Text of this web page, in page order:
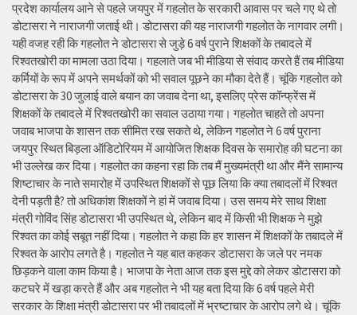
प्रदेश कार्यालय आने से पहले जयपुर में गहलोत के सरकारी आवास पर चले गए थे तो
डोटासरा ने नाराजगी जताई थी। डोटासरा की यह नाराजगी गहलोत के नागवार लगी।
यही वजह रही कि गहलोत ने डोटासरा से जुड़े 6 वर्ष पुराने शिक्षकों के तबादले में
रिश्वतखोरी का मामला उठा दिया। गहलाते जब भी मीडिया से संवाद करते हैं तब मीडिया
कर्मियों के रूप में अपने समर्थकों को भी सवाल पूछने का मौका देते हैं। चूंकि गहलोत को
डोटासरा के 30 जुलाई वाले बयान का जवाब देना था, इसलिए प्रेस कॉन्फ्रेंस में
शिक्षकों के तबादले में रिश्वतखोरी का सवाल उठाया गया। गहलोत चाहते तो अपना
जवाब भाजपा के शासन तक सीमित रख सकते थे, लेकिन गहलोत ने 6 वर्ष पुराना
जयपुर स्थित बिड़ला ऑडिटोरियम में आयोजित शिक्षक दिवस के समारोह की घटना का
भी उल्लेख कर दिया। गहलोत का कहना रहा कि तब मैं मुख्यमंत्री था और मैंने सामान्य
शिष्टाचार के नाते समारोह में उपस्थित शिक्षकों से पूछ लिया कि क्या तबादलों में रिश्वत
देनी पड़ती है? तो अधिकांश शिक्षकों ने हां में जवाब दिया। उस समय मेरे साथ शिक्षा
मंत्री गोविंद सिंह डोटासरा भी उपस्थित थे, लेकिन बाद में किसी भी शिक्षक ने मुझे
रिश्वत का कोई सबूत नहीं दिया। गहलोत ने कहा कि हर शासन में शिक्षकों के तबादले में
रिश्वत के आरोप लगते है। गहलोत ने यह बात कहकर डोटासरा के जले पर नमक
छिड़कने वाला काम किया है। भाजपा के नेता आज तक इस मुद्दे को लेकर डोटासरा को
कटघरे में खड़ा करते हैं और अब गहलोत ने भी यह बता दिया कि 6 वर्ष पहले मेरी
सरकार के शिक्षा मंत्री डोटासरा पर भी तबादलों में भ्रष्टाचार के आरोप लगे थे। चूंकि